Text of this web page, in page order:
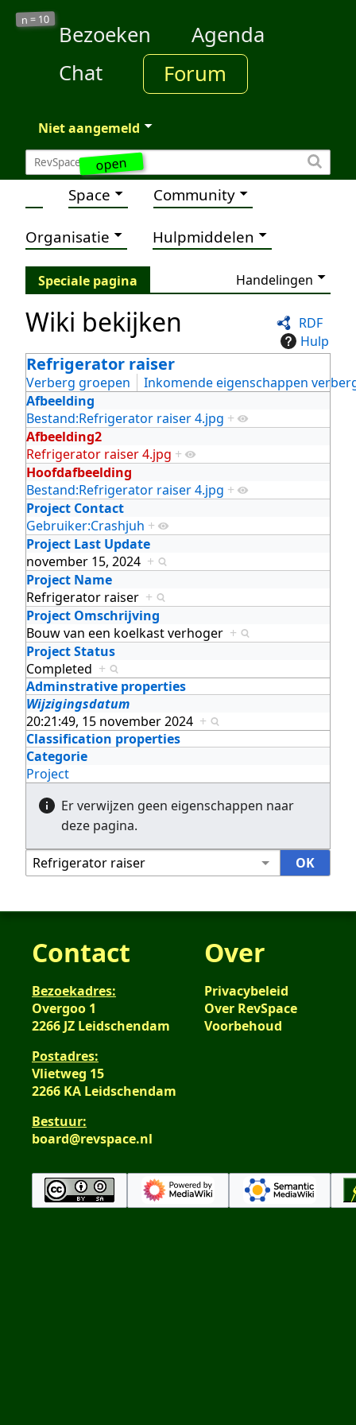
open
n = 10
Bezoeken
Agenda
Chat
Forum
Niet aangemeld
Space Community
Organisatie Hulpmiddelen
Speciale pagina Handelingen
RDF
Hulp
Wiki bekijken
Refrigerator raiser
Verberg groepen
Inkomende eigenschappen
Afbeelding
Bestand:Refrigerator raiser 4.jpg +
Afbeelding2
Refrigerator raiser 4.jpg +
Hoofdafbeelding
Bestand:Refrigerator raiser 4.jpg +
Project Contact
Gebruiker:Crashjuh +
Project Last Update
november 15, 2024 +
Project Name
Refrigerator raiser +
Project Omschrijving
Bouw van een koelkast verhoger +
Project Status
Completed +
Adminstrative properties
Wijzigingsdatum
20:21:49, 15 november 2024 +
Classification properties
Categorie
Project
Er verwijzen geen eigenschappen naar
deze pagina.
Contact
Bezoekadres:
Overgoo 1
2266 JZ Leidschendam
Postadres:
Vlietweg 15
2266 KA Leidschendam
Bestuur:
board@revspace.nl
Over
Privacybeleid
Over RevSpace
Voorbehoud